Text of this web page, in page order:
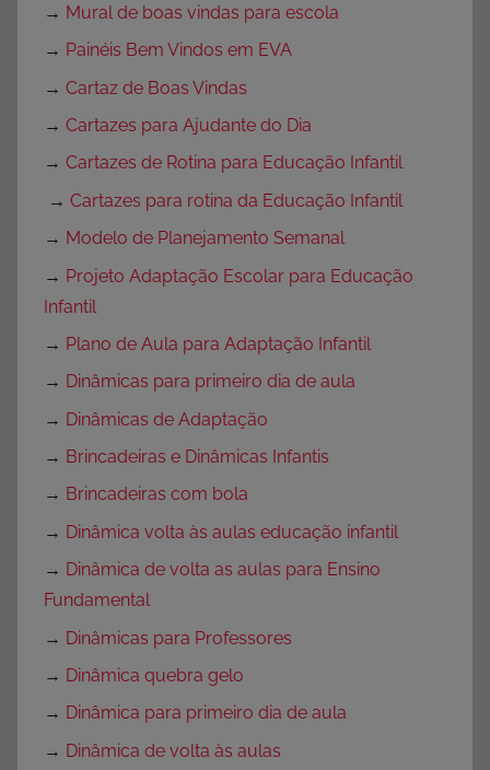
→ Mural de boas vindas para escola
→ Painéis Bem Vindos em EVA
→ Cartaz de Boas Vindas
→ Cartazes para Ajudante do Dia
→ Cartazes de Rotina para Educação Infantil
→ Cartazes para rotina da Educação Infantil
→ Modelo de Planejamento Semanal
→ Projeto Adaptação Escolar para Educação
Infantil
→ Plano de Aula para Adaptação Infantil
→ Dinâmicas para primeiro dia de aula
→ Dinâmicas de Adaptação
→ Brincadeiras e Dinâmicas Infantis
→ Brincadeiras com bola
→ Dinâmica volta às aulas educação infantil
→ Dinâmica de volta as aulas para Ensino
Fundamental
→ Dinâmicas para Professores
→ Dinâmica quebra gelo
→ Dinâmica para primeiro dia de aula
→ Dinâmica de volta às aulas